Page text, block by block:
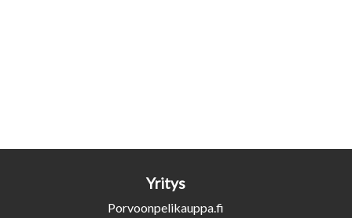
Yritys
Porvoonpelikauppa.fi